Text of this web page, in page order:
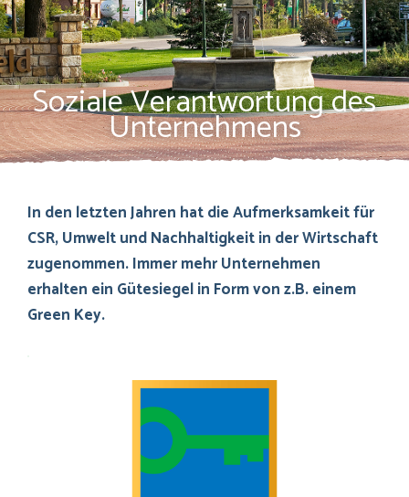
Soziale Verantwortung des
Unternehmens
In den letzten Jahren hat die Aufmerksamkeit für
CSR, Umwelt und Nachhaltigkeit in der Wirtschaft
zugenommen. Immer mehr Unternehmen
erhalten ein Gütesiegel in Form von z.B. einem
Green Key.